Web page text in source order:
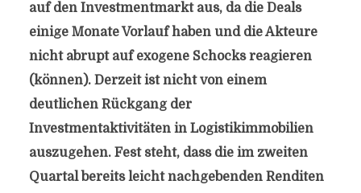
auf den Investmentmarkt aus, da die Deals
einige Monate Vorlauf haben und die Akteure
nicht abrupt auf exogene Schocks reagieren
(können). Derzeit ist nicht von einem
deutlichen Rückgang der
Investmentaktivitäten in Logistikimmobilien
auszugehen. Fest steht, dass die im zweiten
Quartal bereits leicht nachgebenden Renditen